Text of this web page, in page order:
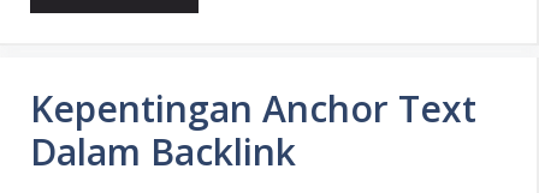
Kepentingan Anchor Text
Dalam Backlink